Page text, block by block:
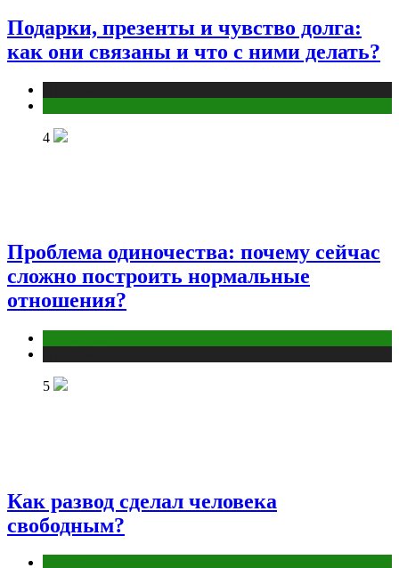
Подарки, презенты и чувство долга:
как они связаны и что с ними делать?
4
Проблема одиночества: почему сейчас
сложно построить нормальные
отношения?
5
Как развод сделал человека
свободным?